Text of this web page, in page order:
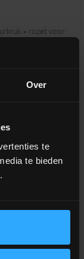
Over
te
te bieden
+ rozet voor
-
Vergelijken